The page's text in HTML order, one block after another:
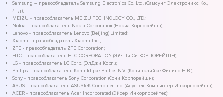
Samsung – правообладатель Samsung Electronics Co. Ltd. (Самсунг Электроникс Ко.,
Лтд.);
MEIZU - правообладатель MEIZU TECHNOLOGY CO., LTD.;
Nokia - правообладатель Nokia Corporation (Нокиа Корпорейшн);
Lenovo - правообладатель Lenovo (Beijing) Limited;
Xiaomi - правообладатель Xiaomi Inc.;
ZTE - правообладатель ZTE Corporation;
HTC - правообладатель HTC CORPORATION (Эйч-Ти-Си КОРПОРЕЙШН);
LG - правообладатель LG Corp. (ЭлДжи Корп.);
Philips - правообладатель Koninklijke Philips N.V. (Конинклийке Филипс Н.В.);
Sony - правообладатель Sony Corporation (Сони Корпорейшн);
ASUS - правообладатель ASUSTeK Computer Inc. (Асустек Компьютер Инкорпорейшн);
ACER - правообладатель Acer Incorporated (Эйсер Инкорпорейтед);